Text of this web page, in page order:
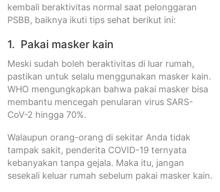
kembali beraktivitas normal saat pelonggaran
PSBB, baiknya ikuti tips sehat berikut ini:
1. Pakai masker kain
Meski sudah boleh beraktivitas di luar rumah,
pastikan untuk selalu menggunakan masker kain.
WHO mengungkapkan bahwa pakai masker bisa
membantu mencegah penularan virus SARS-
CoV-2 hingga 70%.
Walaupun orang-orang di sekitar Anda tidak
tampak sakit, penderita COVID-19 ternyata
kebanyakan tanpa gejala. Maka itu, jangan
sesekali keluar rumah sebelum pakai masker kain.